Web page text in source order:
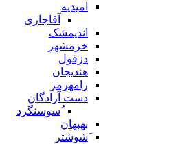
امیدیه
آقاجاری
اندیمشک
خرمشهر
دزفول
هندیجان
رامهرمز
دست آزادگان
ُسوسنگرد
بهبهان
َشوشتر